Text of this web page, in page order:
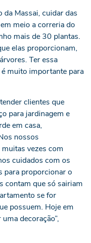
da Massai, cuidar das
meio a correria do
mais de 30 plantas.
elas proporcionam,
Ter essa
muito importante para
clientes que
para jardinagem e
em casa,
nossos
vezes com
cuidados com os
para proporcionar o
contam que só sairiam
se for
possuem. Hoje em
decoração”,